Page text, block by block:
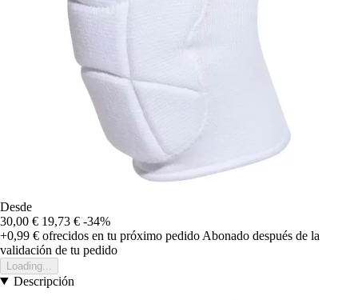
Desde
30,00 € 19,73 € -34%
+0,99 € ofrecidos en tu próximo pedido Abonado después de la
validación de tu pedido
Loading...
Descripción